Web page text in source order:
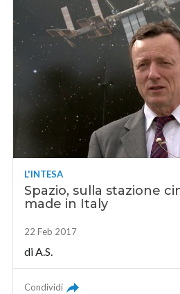
L'INTESA
Spazio, sulla stazione
made in Italy
22 Feb 2017
di A.S.
Condividi